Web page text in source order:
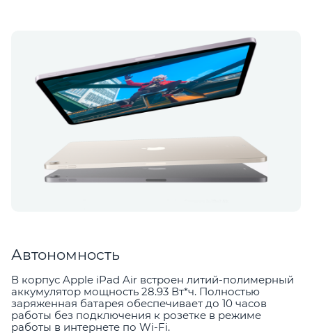
Автономность
В корпус Apple iPad Air встроен литий-полимерный
аккумулятор мощность 28.93 Вт*ч. Полностью
заряженная батарея обеспечивает до 10 часов
работы без подключения к розетке в режиме
работы в интернете по Wi-Fi.